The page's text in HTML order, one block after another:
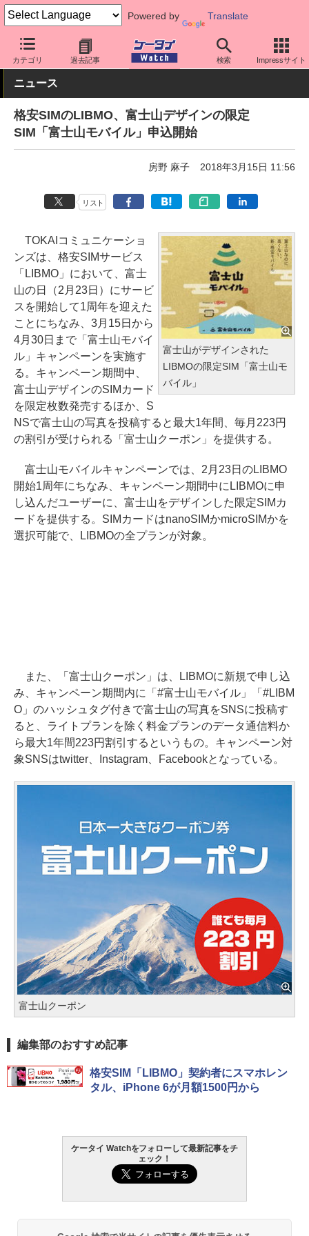
Powered by Translate
カテゴリ 過去記事 検索 Impressサイト
ケータイ Watch 格安スマホ/格安SIM 格安SIM/MVNO その他
ニュース
格安SIMのLIBMO、富士山デザインの限定
SIM「富士山モバイル」申込開始
房野 麻子 2018年3月15日 11:56
リスト
富士山がデザインされた
LIBMOの限定SIM「富士山モ
バイル」
TOKAIコミュニケーショ
ンズは、格安SIMサービス
「LIBMO」において、富士
山の日（2月23日）にサービ
スを開始して1周年を迎えた
ことにちなみ、3月15日から
4月30日まで「富士山モバイ
ル」キャンペーンを実施す
る。キャンペーン期間中、
富士山デザインのSIMカード
を限定枚数発売するほか、S
NSで富士山の写真を投稿すると最大1年間、毎月223円
の割引が受けられる「富士山クーポン」を提供する。
富士山モバイルキャンペーンでは、2月23日のLIBMO
開始1周年にちなみ、キャンペーン期間中にLIBMOに申
し込んだユーザーに、富士山をデザインした限定SIMカ
ードを提供する。SIMカードはnanoSIMかmicroSIMかを
選択可能で、LIBMOの全プランが対象。
また、「富士山クーポン」は、LIBMOに新規で申し込
み、キャンペーン期間内に「#富士山モバイル」「#LIBM
O」のハッシュタグ付きで富士山の写真をSNSに投稿す
ると、ライトプランを除く料金プランのデータ通信料か
ら最大1年間223円割引するというもの。キャンペーン対
象SNSはtwitter、Instagram、Facebookとなっている。
富士山クーポン
編集部のおすすめ記事
格安SIM「LIBMO」契約者にスマホレン
タル、iPhone 6が月額1500円から
ケータイ Watchをフォローして最新記事をチ
ェック！